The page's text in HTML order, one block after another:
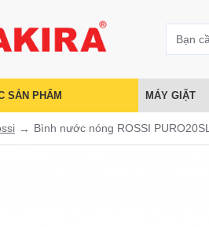
SẢN PHẨM MÁY GIẶT
Bình nước nóng ROSSI PURO20SL